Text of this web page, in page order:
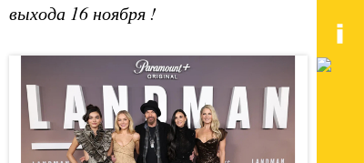
выхода 16 ноября !